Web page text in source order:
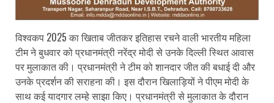
विश्वकप 2025 का खिताब जीतकर इतिहास रचने वाली भारतीय महिला
टीम ने बुधवार को प्रधानमंत्री नरेंद्र मोदी से उनके दिल्ली स्थित आवास
पर मुलाकात की। प्रधानमंत्री ने टीम को शानदार जीत की बधाई दी और
उनके प्रदर्शन की सराहना की। इस दौरान खिलाड़ियों ने पीएम मोदी के
साथ कई यादगार लम्हे साझा किए। प्रधानमंत्री से मुलाकात के दौरान